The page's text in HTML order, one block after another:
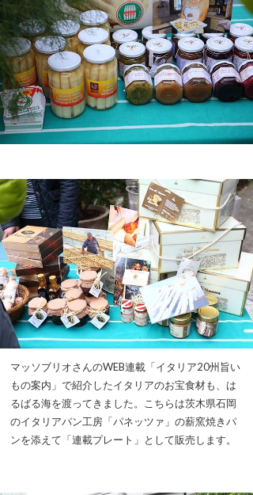
マッソブリオさんのWEB連載「イタリア20州旨い
もの案内」で紹介したイタリアのお宝食材も、は
るばる海を渡ってきました。こちらは茨木県石岡
のイタリアパン工房「パネッツァ」の薪窯焼きパ
ンを添えて「連載プレート」として販売します。